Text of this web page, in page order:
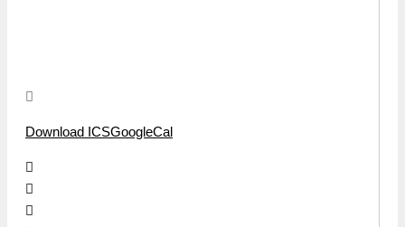
Download ICSGoogleCal